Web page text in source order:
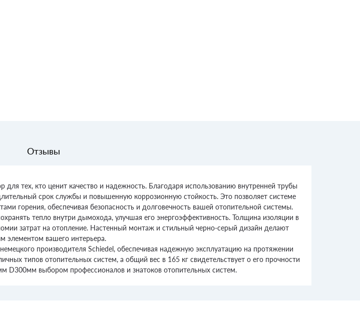
Отзывы
тех, кто ценит качество и надежность. Благодаря использованию внутренней трубы
срок службы и повышенную коррозионную стойкость. Это позволяет системе
горения, обеспечивая безопасность и долговечность вашей отопительной системы.
тепло внутри дымохода, улучшая его энергоэффективность. Толщина изоляции в
затрат на отопление. Настенный монтаж и стильный черно-серый дизайн делают
элементом вашего интерьера.
производителя Schiedel, обеспечивая надежную эксплуатацию на протяжении
типов отопительных систем, а общий вес в 165 кг свидетельствует о его прочности
D300мм выбором профессионалов и знатоков отопительных систем.